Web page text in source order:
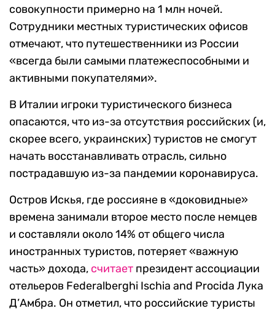
совокупности примерно на 1 млн ночей.
Сотрудники местных туристических офисов
отмечают, что путешественники из России
«всегда были самыми платежеспособными и
активными покупателями».
В Италии игроки туристического бизнеса
опасаются, что из-за отсутствия российских (и,
скорее всего, украинских) туристов не смогут
начать восстанавливать отрасль, сильно
пострадавшую из-за пандемии коронавируса.
Остров Искья, где россияне в «доковидные»
времена занимали второе место после немцев
и составляли около 14% от общего числа
иностранных туристов, потеряет «важную
часть» дохода, считает президент ассоциации
отельеров Federalberghi Ischia and Procida Лука
Д’Амбра. Он отметил, что российские туристы